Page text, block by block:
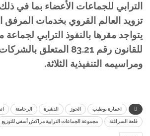
الترابي للجماعات الأعضاء بما في
تزويد العالم القروي بخدمات المرفق
يتواجد مقرها بالنفوذ الترابي لجماعة
للقانون رقم 83.21 المتعلق
ومراسيمه التنفيذية الثلاثة.
اعمارة بوطيب الحوز الدشرة الرحامنة
قلعة السراغنة
مجموعة الجماعات الترابية مراكش أسفي للتوزيع